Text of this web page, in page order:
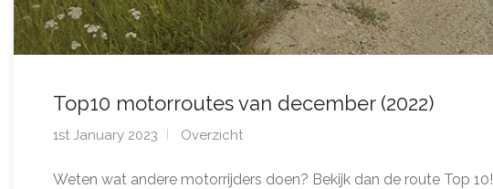
Top10 motorroutes van december (2022)
1st January 2023 Overzicht
Weten wat andere motorrijders doen? Bekijk dan de route Top 10!